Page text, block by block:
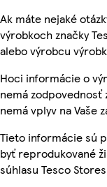
Ak máte nejaké
výrobkoch značky
alebo výrobcu
Hoci informácie o
nemá
nemá vplyv na Vaše
Tieto informácie sú
byť reprodukované
súhlasu Tesco